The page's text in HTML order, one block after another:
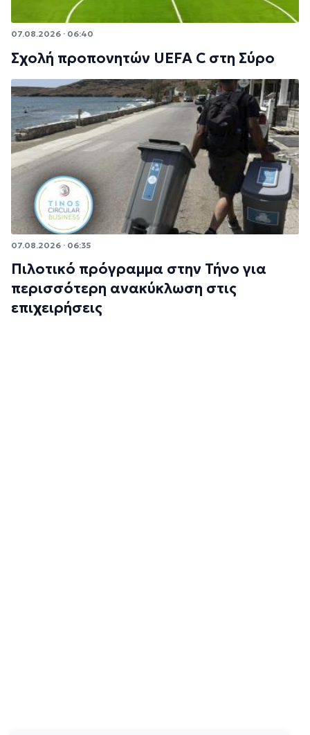
07.08.2026 · 06:40
Σχολή προπονητών UEFA C στη Σύρο
07.08.2026 · 06:35
Πιλοτικό πρόγραμμα στην Τήνο για
περισσότερη ανακύκλωση στις
επιχειρήσεις